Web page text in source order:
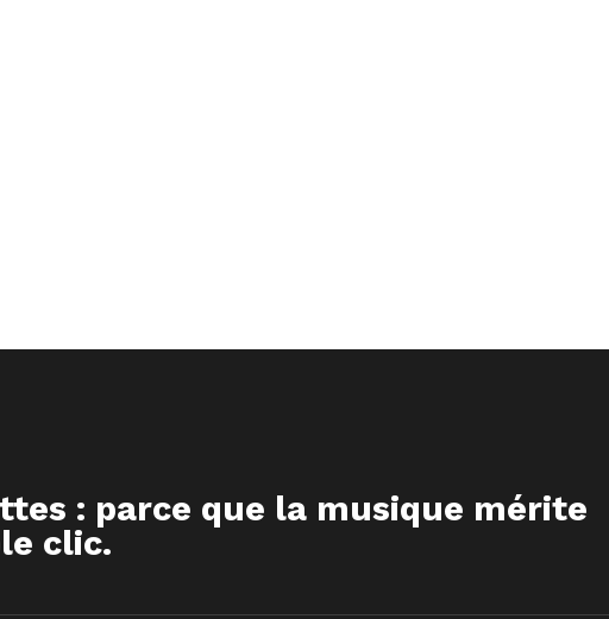
: parce que la musique mérite
clic.